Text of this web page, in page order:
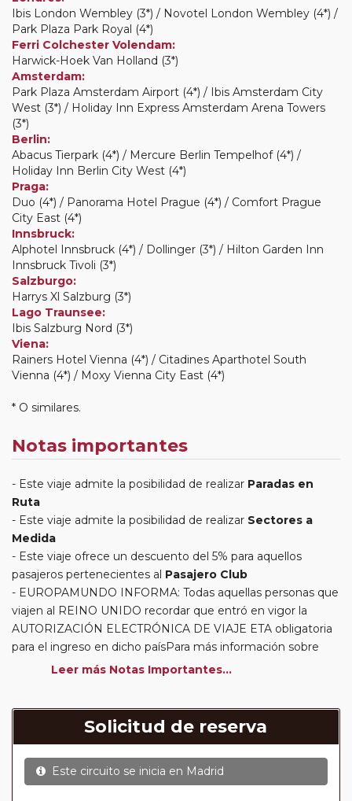
Ibis London Wembley (3*) / Novotel London Wembley (4*) /
Park Plaza Park Royal (4*)
Ferri Colchester Volendam:
Harwick-Hoek Van Holland (3*)
Amsterdam:
Park Plaza Amsterdam Airport (4*) / Ibis Amsterdam City
West (3*) / Holiday Inn Express Amsterdam Arena Towers
(3*)
Berlin:
Abacus Tierpark (4*) / Mercure Berlin Tempelhof (4*) /
Holiday Inn Berlin City West (4*)
Praga:
Duo (4*) / Panorama Hotel Prague (4*) / Comfort Prague
City East (4*)
Innsbruck:
Alphotel Innsbruck (4*) / Dollinger (3*) / Hilton Garden Inn
Innsbruck Tivoli (3*)
Salzburgo:
Harrys Xl Salzburg (3*)
Lago Traunsee:
Ibis Salzburg Nord (3*)
Viena:
Rainers Hotel Vienna (4*) / Citadines Aparthotel South
Vienna (4*) / Moxy Vienna City East (4*)
* O similares.
Notas importantes
Este viaje admite la posibilidad de realizar Paradas en
Ruta
Este viaje admite la posibilidad de realizar Sectores a
Medida
Este viaje ofrece un descuento del 5% para aquellos
pasajeros pertenecientes al Pasajero Club
EUROPAMUNDO INFORMA: Todas aquellas personas que
viajen al REINO UNIDO recordar que entró en vigor la
AUTORIZACIÓN ELECTRÓNICA DE VIAJE ETA obligatoria
para el ingreso en dicho paísPara más información sobre
este requisito y cómo realizar su solicitud, le invitamos a
authorisation-eta
Circuitos con Avión incluido:En aquellos circuitos que
tienen vuelos internos incluidos, hay una fecha límite para
poder emitir billetes. Las reservas/emisión de los vuelos se
Leer más Notas Importantes...
Solicitud de reserva
Este circuito se inicia en Madrid